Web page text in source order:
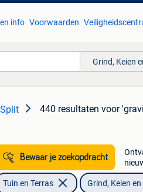
info Voorwaarden
Grind, Keien
440 resultaten voor
Bewaar je zoekopdracht
Tuin en Terras Grind, Keien en